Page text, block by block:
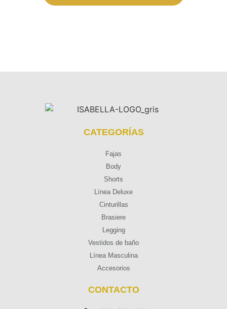
CATEGORÍAS
Fajas
Body
Shorts
Línea Deluxe
Cinturillas
Brasiere
Legging
Vestidos de baño
Línea Masculina
Accesorios
CONTACTO